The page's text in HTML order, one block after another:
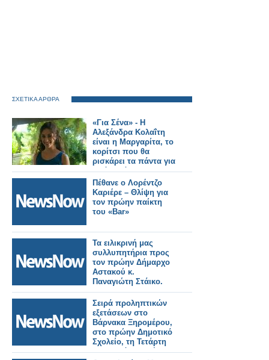
ΣΧΕΤΙΚΑ ΑΡΘΡΑ
«Για Σένα» - Η
Αλεξάνδρα Κολαΐτη
είναι η Μαργαρίτα, το
κορίτσι που θα
ρισκάρει τα πάντα για
τα όνειρά της
Πέθανε ο Λορέντζο
Καριέρε – Θλίψη για
τον πρώην παίκτη
του «Bar»
Τα ειλικρινή μας
συλλυπητήρια προς
τον πρώην Δήμαρχο
Αστακού κ.
Παναγιώτη Στάικο.
Σειρά προληπτικών
εξετάσεων στο
Βάρνακα Ξηρομέρου,
στο πρώην Δημοτικό
Σχολείο, τη Τετάρτη
13/5, από 09:30 έως